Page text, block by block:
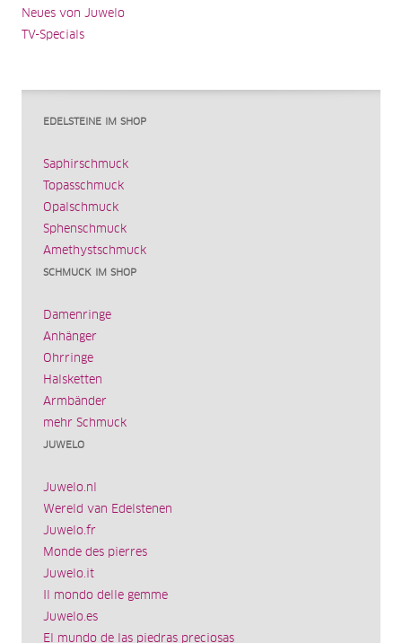
Neues von Juwelo
TV-Specials
EDELSTEINE IM SHOP
Saphirschmuck
Topasschmuck
Opalschmuck
Sphenschmuck
Amethystschmuck
SCHMUCK IM SHOP
Damenringe
Anhänger
Ohrringe
Halsketten
Armbänder
mehr Schmuck
JUWELO
Juwelo.nl
Wereld van Edelstenen
Juwelo.fr
Monde des pierres
Juwelo.it
Il mondo delle gemme
Juwelo.es
El mundo de las piedras preciosas